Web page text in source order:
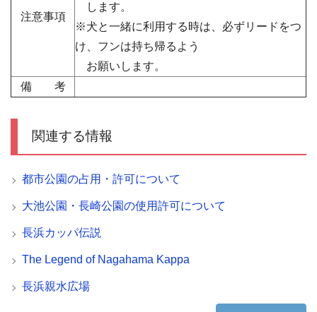
注意事項
します。
※犬と一緒に利用する時は、必ずリードをつ
け、フンは持ち帰るよう
お願いします。
備 考
関連する情報
都市公園の占用・許可について
大池公園・長崎公園の使用許可について
長浜カッパ伝説
The Legend of Nagahama Kappa
長浜親水広場